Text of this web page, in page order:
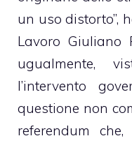
un uso distorto”,
Lavoro Giuliano
ugualmente,
l’intervento
questione non
referendum